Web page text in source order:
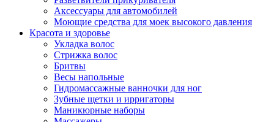
Аксессуары для автомобилей
Моющие средства для моек высокого давления
Красота и здоровье
Укладка волос
Стрижка волос
Бритвы
Весы напольные
Гидромассажные ванночки для ног
Зубные щетки и ирригаторы
Маникюрные наборы